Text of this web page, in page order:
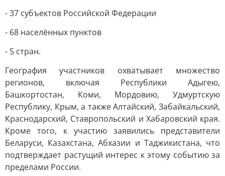
- 37 субъектов Российской Федерации
- 68 населённых пунктов
- 5 стран.
География участников охватывает множество
регионов, включая Республики Адыгею,
Башкортостан, Коми, Мордовию, Удмуртскую
Республику, Крым, а также Алтайский, Забайкальский,
Краснодарский, Ставропольский и Хабаровский края.
Кроме того, к участию заявились представители
Беларуси, Казахстана, Абхазии и Таджикистана, что
подтверждает растущий интерес к этому событию за
пределами России.